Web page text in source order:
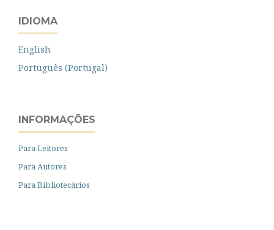
IDIOMA
English
Português (Portugal)
INFORMAÇÕES
Para Leitores
Para Autores
Para Bibliotecários